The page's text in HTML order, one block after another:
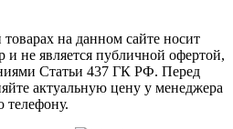
на данном сайте носит
не является публичной офертой,
Статьи 437 ГК РФ. Перед
актуальную цену у менеджера
телефону.